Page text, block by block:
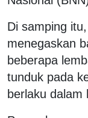
Di samping
menegaskan
beberapa
tunduk pada
berlaku dalam